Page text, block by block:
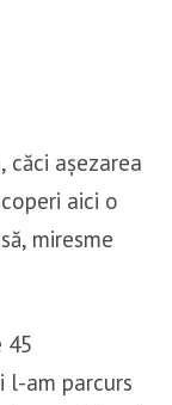
căci așezarea
aici o
miresme
45
l-am parcurs